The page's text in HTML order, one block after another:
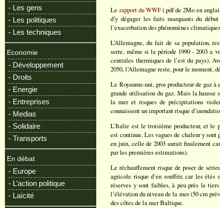
- Les gens
- Les politiques
- Les techniques
Economie
- Développement
- Droits
- Energie
- Entreprises
- Medias
- Solidaire
- Transports
En débat
- Europe
- L’action politique
- Laïcité
Le rapport du WWF(.pdf de 2Mo en
d’y dégager les faits marquants du
l’exacerbation des phénomènes
L’Allemagne, du fait de sa population,
serre, même si la période 1990 - 2003 a
centrales thermiques de l’est du pays).
2050, l’Allemagne reste, pour le moment,
Le Royaume-uni, gros producteur de gaz à
grande utilisation du gaz. Mais la hausse
la mer et risques de précipitations
connaissent un important risque
L’Italie est le troisième producteur, et le
est continue. Les vagues de chaleur y
en juin, celle de 2003 aurait finalement
par les premières estimations).
Le réchauffement risque de poser de
agricole risque d’en souffrir, car les étés
réserves y sont faibles, à peu près le
l’élévation du niveau de la mer (50 cm
des côtes de la mer Baltique.